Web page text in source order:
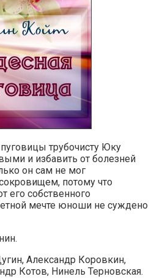
трубочисту Юку
и избавить от болезней
он сам не мог
потому что
его собственного
мечте юноши не суждено
Александр Коровкин,
Котов, Нинель Терновская.